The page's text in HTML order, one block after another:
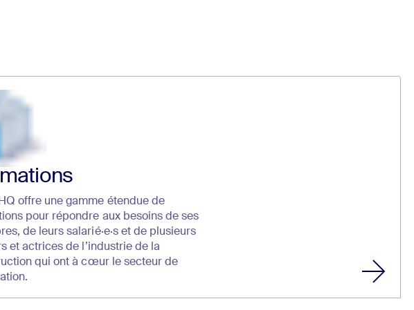
offre une gamme étendue de
pour répondre aux besoins de ses
de leurs salarié·e·s et de plusieurs
et actrices de l’industrie de la
qui ont à cœur le secteur de